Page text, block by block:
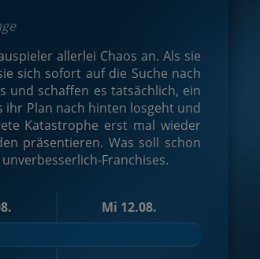
allerlei Chaos an. Als sie
sich sofort auf die Suche nach
und schaffen es tatsächlich, ein
ihr Plan nach hinten losgeht und
Katastrophe erst mal wieder
präsentieren. Was soll schon
Franchises.
Mi 12.08.